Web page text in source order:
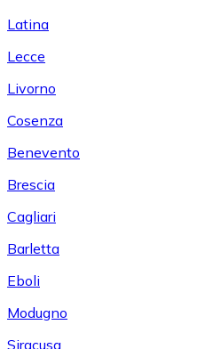
Latina
Lecce
Livorno
Cosenza
Benevento
Brescia
Cagliari
Barletta
Eboli
Modugno
Siracusa